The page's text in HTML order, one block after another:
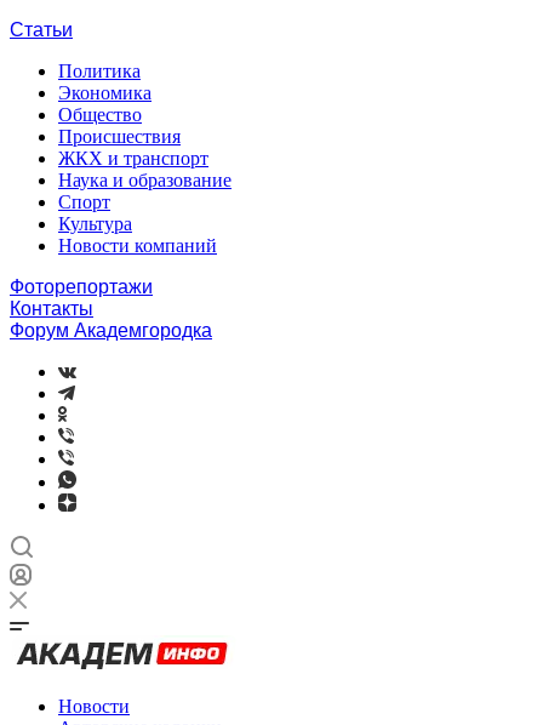
Статьи
Политика
Экономика
Общество
Происшествия
ЖКХ и транспорт
Наука и образование
Спорт
Культура
Новости компаний
Фоторепортажи
Контакты
Форум Академгородка
Новости